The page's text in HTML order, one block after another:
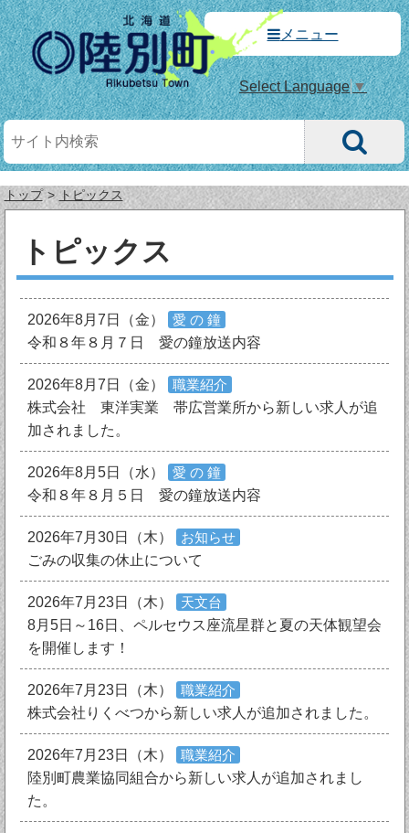
メニュー
Select Language▼
トップ トピックス
トピックス
2026年8月7日（金）
愛 の 鐘
令和８年８月７日 愛の鐘放送内容
2026年8月7日（金）
職業紹介
株式会社 東洋実業 帯広営業所から新しい求人が追
加されました。
2026年8月5日（水）
愛 の 鐘
令和８年８月５日 愛の鐘放送内容
2026年7月30日（木）
お知らせ
ごみの収集の休止について
2026年7月23日（木）
天文台
8月5日～16日、ペルセウス座流星群と夏の天体観望会
を開催します！
2026年7月23日（木）
職業紹介
株式会社りくべつから新しい求人が追加されました。
2026年7月23日（木）
職業紹介
陸別町農業協同組合から新しい求人が追加されまし
た。